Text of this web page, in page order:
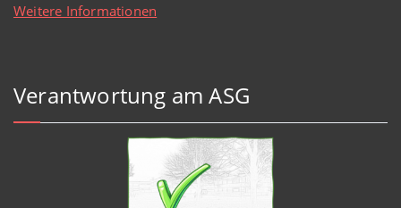
Weitere Informationen
Verantwortung am ASG